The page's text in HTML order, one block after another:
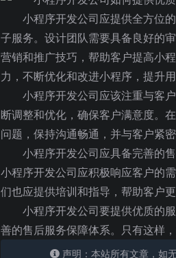
小程序开发公司应提供全方位
子服务。设计团队需要具备良好的
营销和推广技巧，帮助客户提高小
力，不断优化和改进小程序，提升用
小程序开发公司应该注重与客
断调整和优化，确保客户满意度。
问题，保持沟通畅通，并与客户紧
小程序开发公司应具备完善的
小程序开发公司应积极响应客户的
们也应提供培训和指导，帮助客户
小程序开发公司要提供优质的
善的售后服务保障体系。只有这样
声明：本站所有文章，如